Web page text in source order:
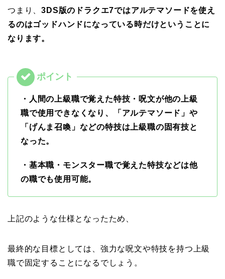
つまり、3DS版のドラクエ7ではアルテマソードを使え
るのはゴッドハンドになっている時だけということに
なります。
・人間の上級職で覚えた特技・呪文が他の上級
職で使用できなくなり、「アルテマソード」や
「げんま召喚」などの特技は上級職の固有技と
なった。
・基本職・モンスター職で覚えた特技などは他
の職でも使用可能。
上記のような仕様となったため、
最終的な目標としては、強力な呪文や特技を持つ上級
職で固定することになるでしょう。